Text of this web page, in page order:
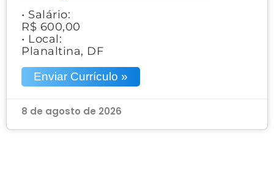
• Salário:
R$ 600,00
• Local:
Planaltina, DF
Enviar Currículo »
8 de agosto de 2026